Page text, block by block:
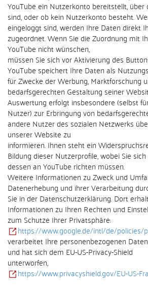
YouTube ein Nutzerkonto bereitstellt, über
sind, oder ob kein Nutzerkonto besteht.
eingeloggt sind, werden Ihre Daten direkt
zugeordnet. Wenn Sie die Zuordnung mit
YouTube nicht wünschen,
müssen Sie sich vor Aktivierung des
YouTube speichert Ihre Daten als
für Zwecke der Werbung, Marktforschung
bedarfsgerechten Gestaltung seiner
Auswertung erfolgt insbesondere (selbst
Nutzer) zur Erbringung von
andere Nutzer des sozialen Netzwerks
unserer Website zu
informieren. Ihnen steht ein
Bildung dieser Nutzerprofile, wobei Sie
dessen an YouTube richten müssen.
Weitere Informationen zu Zweck und
Datenerhebung und ihrer Verarbeitung
Sie in der Datenschutzerklärung. Dort
Informationen zu Ihren Rechten und
zum Schutze Ihrer Privatsphäre:
https://www.google.de/intl/de/policies/
verarbeitet Ihre personenbezogenen
und hat sich dem EU-US-Privacy-Shield
unterworfen,
https://www.privacyshield.gov/EU-US-